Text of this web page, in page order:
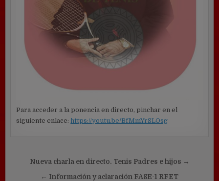
Para acceder a la ponencia en directo, pinchar en el
siguiente enlace: https://youtu.be/BfMmYrSLOsg
Navegación
Nueva charla en directo. Tenis Padres e hijos →
← Información y aclaración FASE-1 RFET